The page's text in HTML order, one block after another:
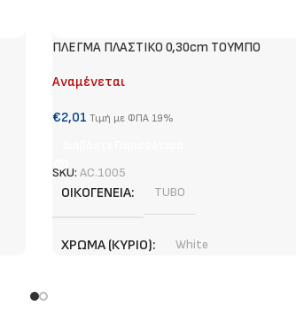
ΠΛΕΓΜΑ ΠΛΑΣΤΙΚΟ 0,30cm TOYΜΠΟ
Αναμένεται
€2,01 Τιμή με ΦΠΑ 19%
SKU: AC.1005
ΟΙΚΟΓΈΝΕΙΑ TUBO
ΧΡΏΜΑ (ΚΎΡΙΟ) White